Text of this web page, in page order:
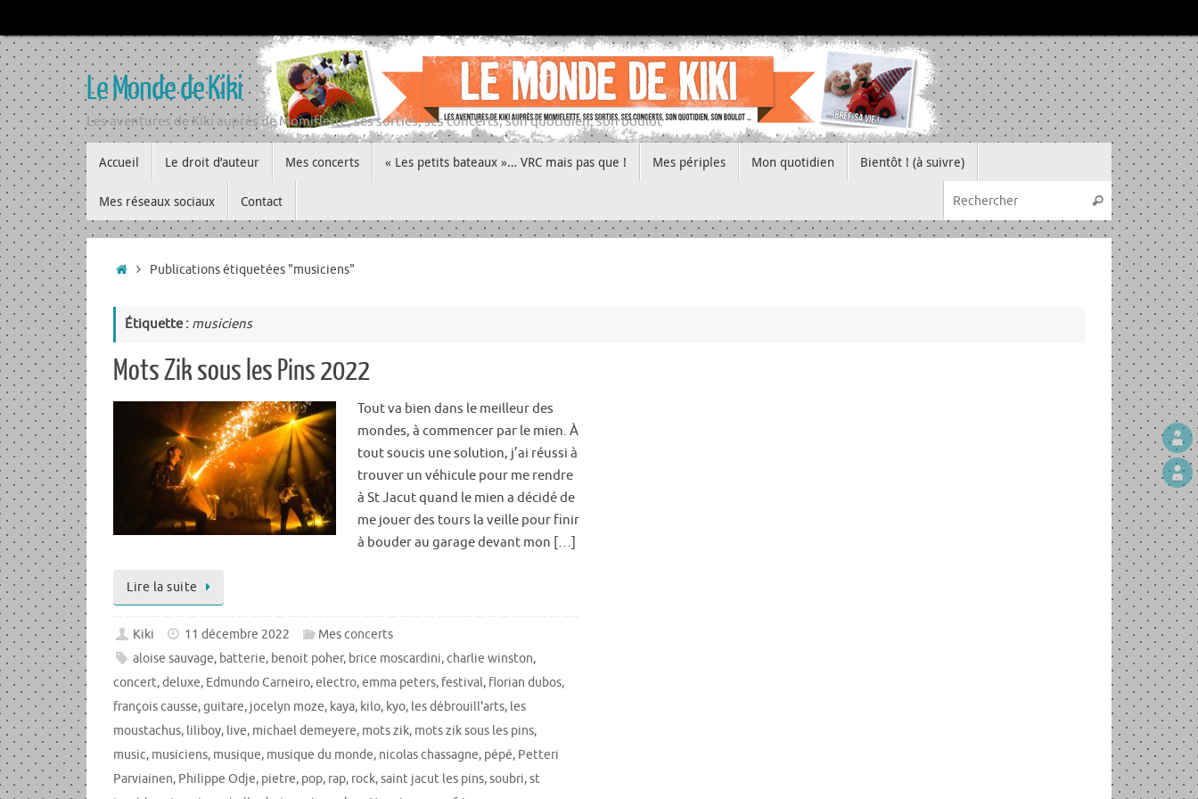
au
contenu
Le Monde de Kiki
Les aventures de Kiki auprès de Momiflette, ses sorties, ses concerts, son quotidien, son boulot
au
contenu
Accueil Le droit d’auteur Mes concerts « Les petits bateaux »… VRC mais pas que ! Mes périples Mon quotidien Bientôt ! (à suivre)
Mes réseaux sociaux Contact
Recherche
Rechercher
Accueil
Publications étiquetées "musiciens"
Étiquette : musiciens
Mots Zik sous les Pins 2022
Tout va bien dans le meilleur des
mondes, à commencer par le mien. À
tout soucis une solution, j’ai réussi à
trouver un véhicule pour me rendre
à St Jacut quand le mien a décidé de
me jouer des tours la veille pour finir
à bouder au garage devant mon […]
Lire la suite
Kiki 11 décembre 2022
Mes concerts
aloise sauvage, batterie, benoit poher, brice moscardini,charlie winston,
concert,deluxe, Edmundo Carneiro,electro,emma peters, festival, florian dubos,
françois causse,guitare, jocelyn moze, kaya, kilo, kyo, les débrouill'arts, les
moustachus, liliboy, live, michael demeyere, mots zik, mots zik sous les pins,
music, musiciens, musique, musique du monde, nicolas chassagne, pépé, Petteri
Parviainen, Philippe Odje, pietre, pop, rap, rock,saint jacut les pins,soubri,st